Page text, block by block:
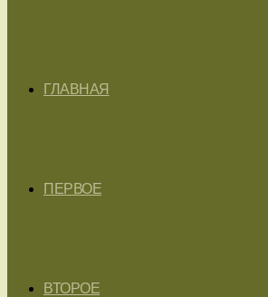
ГЛАВНАЯ
ПЕРВОЕ
ВТОРОЕ